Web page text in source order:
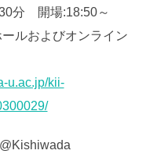
分 開場:18:50～
ルおよびオンライン
u.ac.jp/kii-